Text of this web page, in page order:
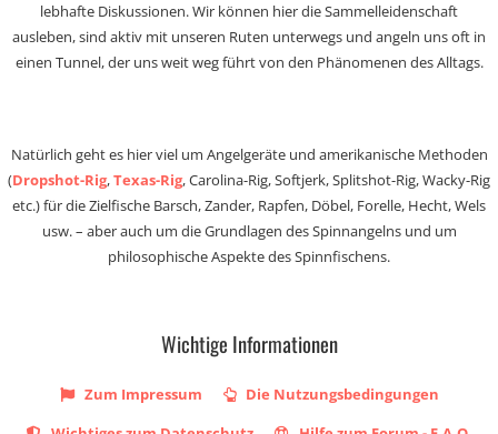
lebhafte Diskussionen. Wir können hier die Sammelleidenschaft
ausleben, sind aktiv mit unseren Ruten unterwegs und angeln uns oft in
einen Tunnel, der uns weit weg führt von den Phänomenen des Alltags.
Natürlich geht es hier viel um Angelgeräte und amerikanische Methoden
(Dropshot-Rig,Texas-Rig, Carolina-Rig, Softjerk, Splitshot-Rig, Wacky-Rig
etc.) für die Zielfische Barsch, Zander, Rapfen, Döbel, Forelle, Hecht, Wels
usw. – aber auch um die Grundlagen des Spinnangelns und um
philosophische Aspekte des Spinnfischens.
Wichtige Informationen
Zum Impressum
Die Nutzungsbedingungen